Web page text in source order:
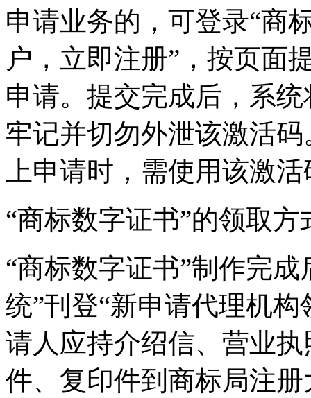
申请业务的，可登录“商
户，立即注册”，按页面
申请。提交完成后，系
牢记并切勿外泄该激活
上申请时，需使用该激
“商标数字证书”的领取方
“商标数字证书”制作完
统”刊登“新申请代理机
请人应持介绍信、营业
件、复印件到商标局注